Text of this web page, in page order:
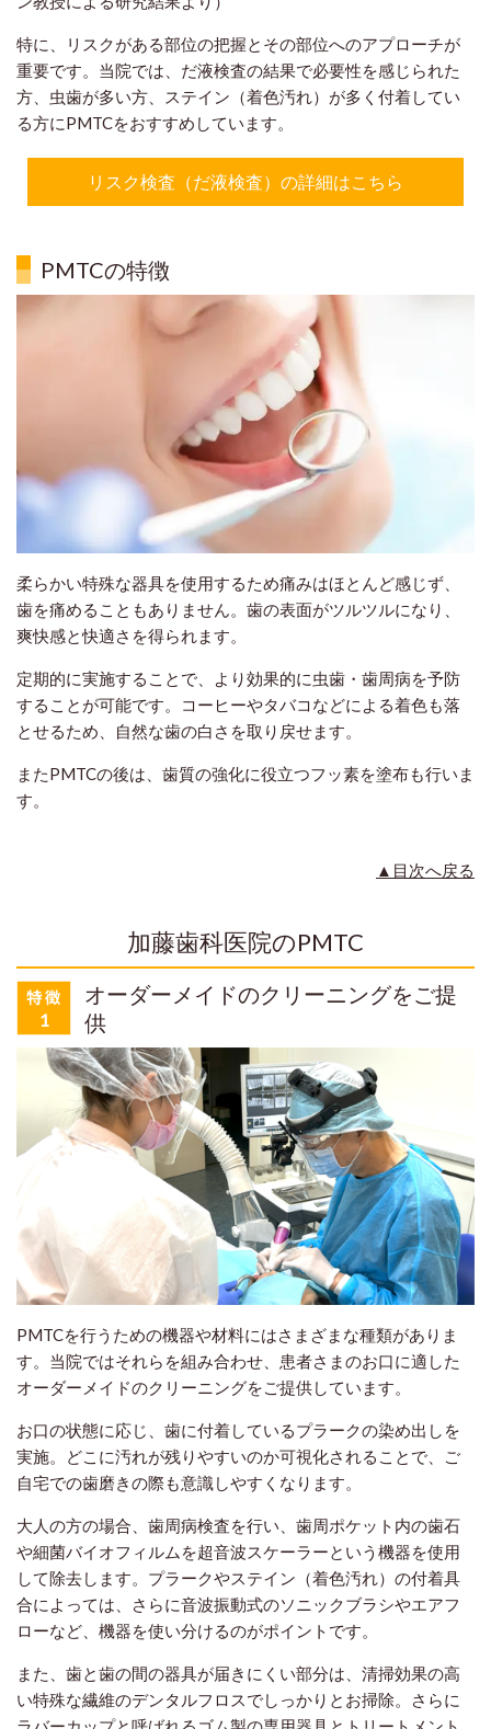
特に、リスクがある部位の把握とその部位へのアプローチが
重要です。当院では、だ液検査の結果で必要性を感じられた
方、虫歯が多い方、ステイン（着色汚れ）が多く付着してい
る方にPMTCをおすすめしています。
リスク検査（だ液検査）の詳細はこちら
PMTCの特徴
柔らかい特殊な器具を使用するため痛みはほとんど感じず、
歯を痛めることもありません。歯の表面がツルツルになり、
爽快感と快適さを得られます。
定期的に実施することで、より効果的に虫歯・歯周病を予防
することが可能です。コーヒーやタバコなどによる着色も落
とせるため、自然な歯の白さを取り戻せます。
またPMTCの後は、歯質の強化に役立つフッ素を塗布も行いま
す。
▲目次へ戻る
加藤歯科医院のPMTC
オーダーメイドのクリーニングをご提
供
PMTCを行うための機器や材料にはさまざまな種類がありま
す。当院ではそれらを組み合わせ、患者さまのお口に適した
オーダーメイドのクリーニングをご提供しています。
お口の状態に応じ、歯に付着しているプラークの染め出しを
実施。どこに汚れが残りやすいのか可視化されることで、ご
自宅での歯磨きの際も意識しやすくなります。
大人の方の場合、歯周病検査を行い、歯周ポケット内の歯石
や細菌バイオフィルムを超音波スケーラーという機器を使用
して除去します。プラークやステイン（着色汚れ）の付着具
合によっては、さらに音波振動式のソニックブラシやエアフ
ローなど、機器を使い分けるのがポイントです。
また、歯と歯の間の器具が届きにくい部分は、清掃効果の高
い特殊な繊維のデンタルフロスでしっかりとお掃除。さらに